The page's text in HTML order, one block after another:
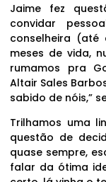
Jaime fez
convidar
conselheira (até
meses de vida,
rumamos pra
Altair Sales
sabido de nóis,”
Trilhamos uma
questão de
quase sempre,
falar da ótima